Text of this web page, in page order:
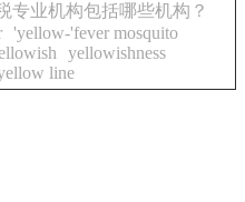
专业机构包括哪些机构？
'yellow-'fever mosquito
yellowishness
line